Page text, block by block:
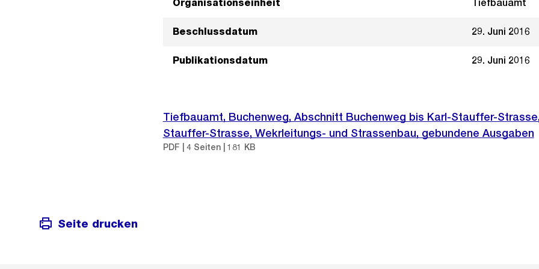
Organisationseinheit Tiefbauamt
Beschlussdatum 29. Juni 2016
Publikationsdatum 29. Juni 2016
Tiefbauamt, Buchenweg, Abschnitt Buchenweg bis Karl-Stauffer-
Stauffer-Strasse, Wekrleitungs- und Strassenbau, gebundene Ausgaben
PDF | 4 Seiten | 181 KB
Seite drucken